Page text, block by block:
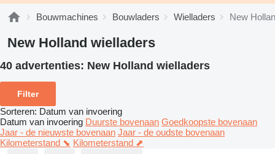
Bouwmachines Bouwladers Wielladers New
New Holland wielladers
40 advertenties: New Holland wielladers
Filter
Sorteren: Datum van invoering
Datum van invoering Duurste bovenaan Goedkoopste bovenaan
Jaar - de nieuwste bovenaan Jaar - de oudste bovenaan
Kilometerstand ⬊ Kilometerstand ⬈